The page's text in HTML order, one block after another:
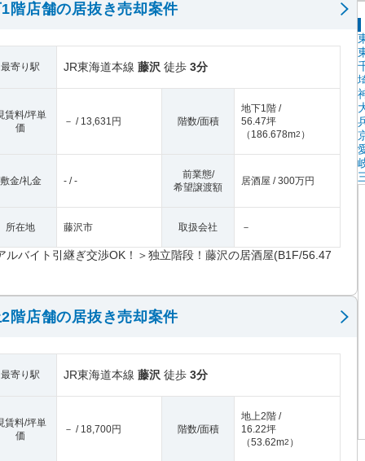
階店舗の居抜き売却案件
最寄り駅 JR東海道本線 藤沢 徒歩 3分
賃料/坪単
価
－ / 13,631円 階数/面積
地下1階 /
56.47坪
（ 186.678m2 ）
敷金/礼金 - / -
前業態/
希望譲渡額
居酒屋 / 300万円
所在地 藤沢市 取扱会社 －
ルバイト引継ぎ交渉OK！＞独立階段！藤沢の居酒屋(B1F/56.47
階店舗の居抜き売却案件
最寄り駅 JR東海道本線 藤沢 徒歩 3分
賃料/坪単
価
－ / 18,700円 階数/面積
地上2階 /
16.22坪
（53.62m2 ）